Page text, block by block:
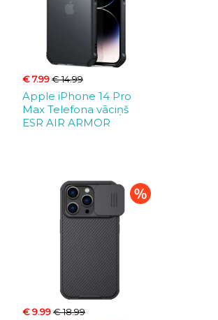
€ 7.99€ 14.99
Apple iPhone 14 Pro
Max Telefona vāciņš
ESR AIR ARMOR
€ 9.99€ 18.99